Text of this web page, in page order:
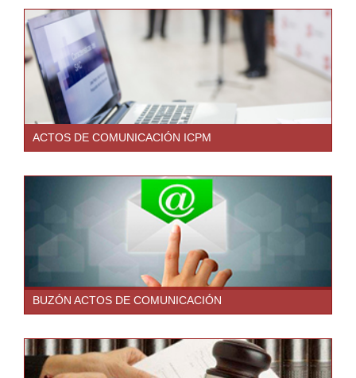
ACTOS DE COMUNICACIÓN ICPM
BUZÓN ACTOS DE COMUNICACIÓN